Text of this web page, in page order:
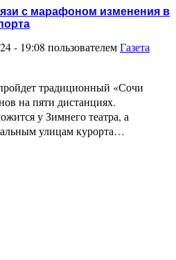
с марафоном изменения в
- 19:08 пользователемГазета
традиционный «Сочи
на пяти дистанциях.
у Зимнего театра, а
улицам курорта…